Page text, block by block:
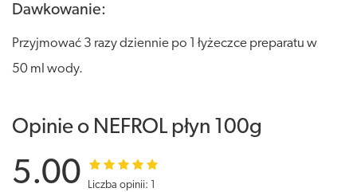
Dawkowanie:
Przyjmować 3 razy dziennie po 1 łyżeczce preparatu w
50 ml wody.
Opinie o NEFROL płyn 100g
5.00 Liczba opinii: 1